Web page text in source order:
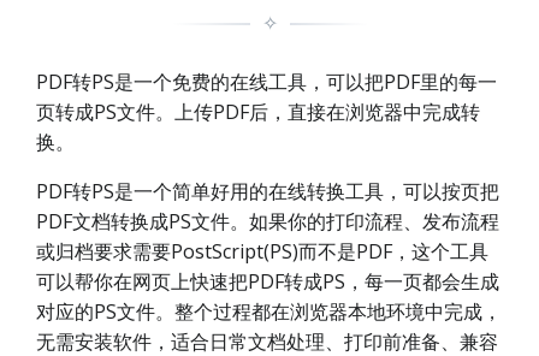
✧
PDF转PS是一个免费的在线工具，可以把PDF里的每一
页转成PS文件。上传PDF后，直接在浏览器中完成转
换。
PDF转PS是一个简单好用的在线转换工具，可以按页把
PDF文档转换成PS文件。如果你的打印流程、发布流程
或归档要求需要PostScript(PS)而不是PDF，这个工具
可以帮你在网页上快速把PDF转成PS，每一页都会生成
对应的PS文件。整个过程都在浏览器本地环境中完成，
无需安装软件，适合日常文档处理、打印前准备、兼容